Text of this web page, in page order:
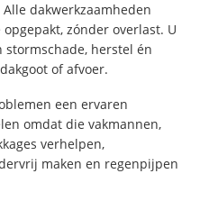
dakwerkzaamheden
zónder overlast. U
herstel én
of afvoer.
een ervaren
omdat die vakmannen,
verhelpen,
maken en regenpijpen